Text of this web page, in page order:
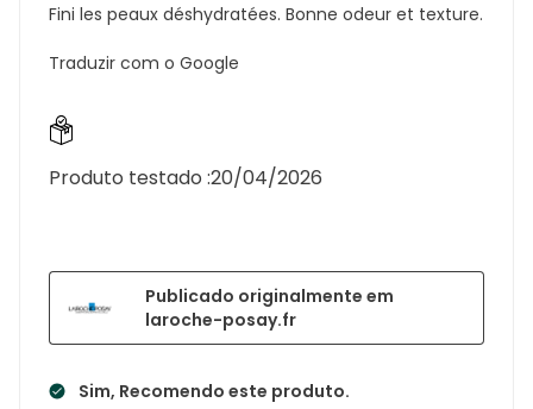
Fini les peaux déshydratées. Bonne odeur et texture.
Traduzir com o Google
Sim, Recomendo este produto.
Produto testado :20/04/2026
Publicado originalmente em
laroche-posay.fr